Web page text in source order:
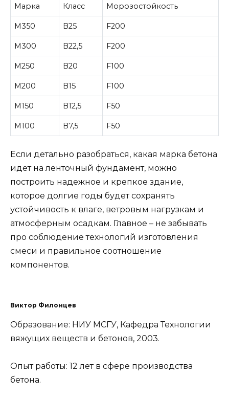
Марка Класс Морозостойкость
М350 В25 F200
М300 В22,5 F200
М250 В20 F100
М200 В15 F100
М150 В12,5 F50
М100 В7,5 F50
Если детально разобраться, какая марка бетона
идет на ленточный фундамент, можно
построить надежное и крепкое здание,
которое долгие годы будет сохранять
устойчивость к влаге, ветровым нагрузкам и
атмосферным осадкам. Главное – не забывать
про соблюдение технологий изготовления
смеси и правильное соотношение
компонентов.
Виктор Филонцев
Образование: НИУ МСГУ, Кафедра Технологии
вяжущих веществ и бетонов, 2003.
Опыт работы: 12 лет в сфере производства
бетона.